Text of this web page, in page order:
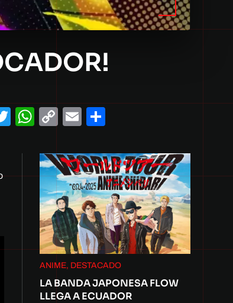
Twitter
WhatsApp
CopyEmail
ANIME, DESTACADO
LA BANDA JAPONESA FLOW
LLEGA A ECUADOR